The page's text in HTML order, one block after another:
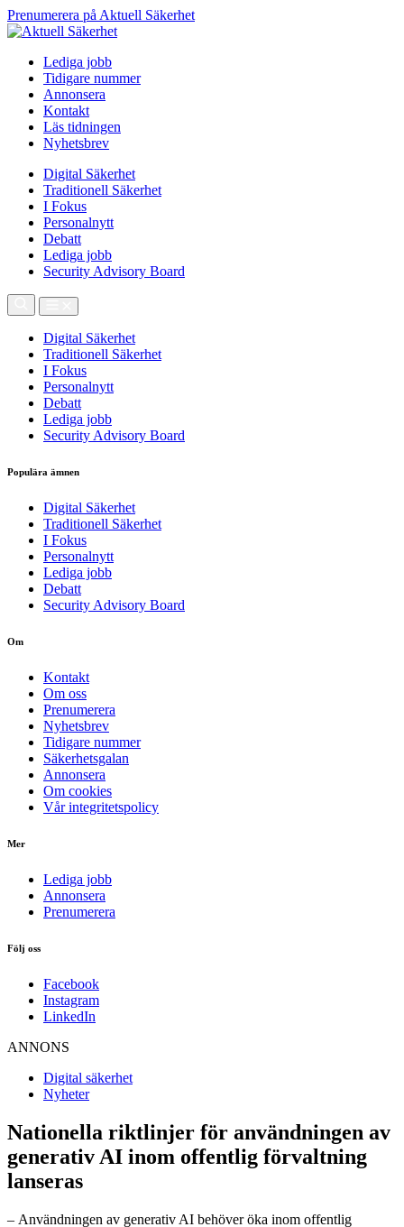
Prenumerera på Aktuell Säkerhet
Lediga jobb
Tidigare nummer
Annonsera
Kontakt
Läs tidningen
Nyhetsbrev
Digital Säkerhet
Traditionell Säkerhet
I Fokus
Personalnytt
Debatt
Lediga jobb
Security Advisory Board
Digital Säkerhet
Traditionell Säkerhet
I Fokus
Personalnytt
Debatt
Lediga jobb
Security Advisory Board
Populära ämnen
Digital Säkerhet
Traditionell Säkerhet
I Fokus
Personalnytt
Lediga jobb
Debatt
Security Advisory Board
Om
Kontakt
Om oss
Prenumerera
Nyhetsbrev
Tidigare nummer
Säkerhetsgalan
Annonsera
Om cookies
Vår integritetspolicy
Mer
Lediga jobb
Annonsera
Prenumerera
Följ oss
Facebook
Instagram
LinkedIn
ANNONS
Digital säkerhet
Nyheter
Nationella riktlinjer för användningen av
generativ AI inom offentlig förvaltning
lanseras
– Användningen av generativ AI behöver öka inom offentlig